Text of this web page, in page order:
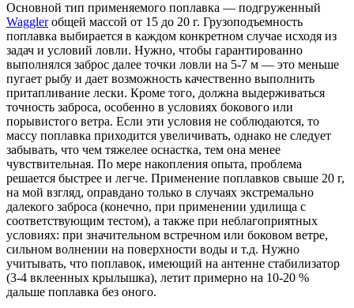
Основной тип применяемого поплавка — подгруженный
Wagglerобщей массой от 15 до 20 г. Грузоподъемность
поплавка выбирается в каждом конкретном случае исходя из
задач и условий ловли. Нужно, чтобы гарантированно
выполнялся заброс далее точки ловли на 5-7 м — это меньше
пугает рыбу и дает возможность качественно выполнить
притапливание лески. Кроме того, должна выдерживаться
точность заброса, особенно в условиях бокового или
порывистого ветра. Если эти условия не соблюдаются, то
массу поплавка приходится увеличивать, однако не следует
забывать, что чем тяжелее оснастка, тем она менее
чувствительная. По мере накопления опыта, проблема
решается быстрее и легче. Применение поплавков свыше 20 г,
на мой взгляд, оправдано только в случаях экстремально
далекого заброса (конечно, при применении удилища с
соответствующим тестом), а также при неблагоприятных
условиях: при значительном встречном или боковом ветре,
сильном волнении на поверхности воды и т.д. Нужно
учитывать, что поплавок, имеющий на антенне стабилизатор
(3-4 вклеенных крылышка), летит примерно на 10-20 %
дальше поплавка без оного.